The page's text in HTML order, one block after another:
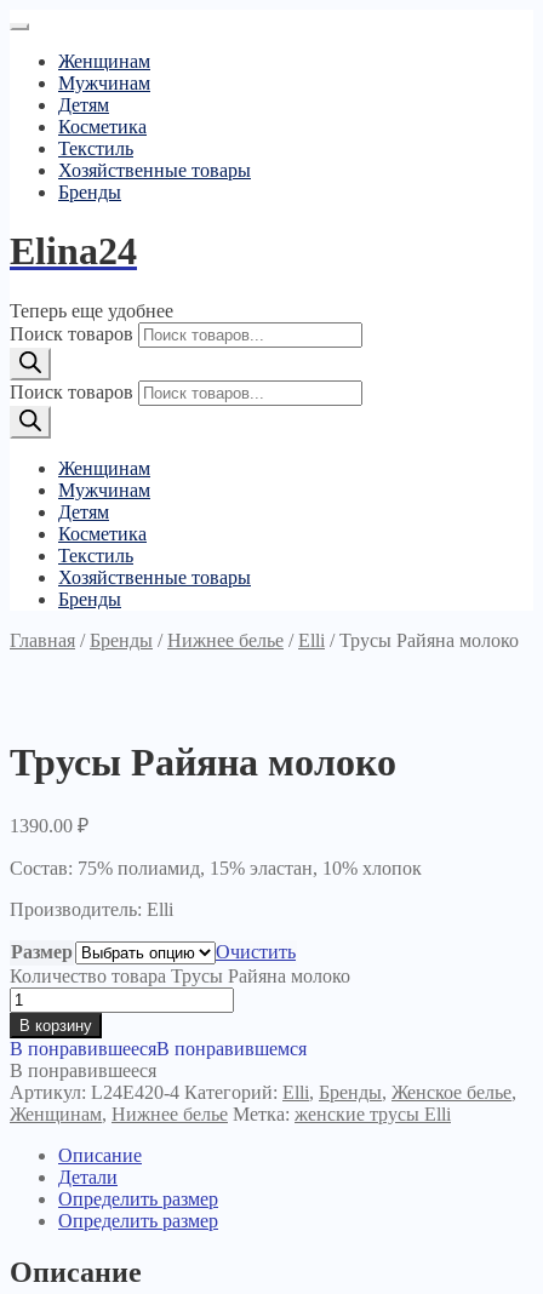
Женщинам
Мужчинам
Детям
Косметика
Текстиль
Хозяйственные товары
Бренды
Elina24
Теперь еще удобнее
Поиск товаров
Поиск товаров
Женщинам
Мужчинам
Детям
Косметика
Текстиль
Хозяйственные товары
Бренды
Главная /Бренды /Нижнее белье /Elli /Трусы Райяна молоко
Трусы Райяна молоко
1390.00 ₽
Состав: 75% полиамид, 15% эластан, 10% хлопок
Производитель: Elli
Размер
Очистить
Количество товара Трусы Райяна молоко
В корзину
В понравившеесяВ понравившемся
В понравившееся
Артикул: L24E420-4 Категорий: Elli, Бренды, Женское белье,
Женщинам, Нижнее белье Метка: женские трусы Elli
Описание
Детали
Определить размер
Определить размер
Описание